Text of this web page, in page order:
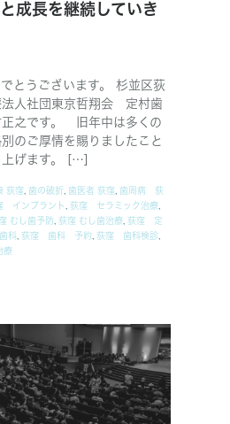
成長を継続していき
とうございます。 杉並区荻
人社団東京哲翔会 定村歯
之です。 旧年中は多くの
のご厚情を賜りましたこと
げます。 […]
荻窪 歯の破折 歯医者 荻窪
歯周病 荻
インプラント 荻窪 セラミック治療
むし歯予防 荻窪 むし歯治療 荻窪 定
科 荻窪 歯科 予約 荻窪 歯科検診
療